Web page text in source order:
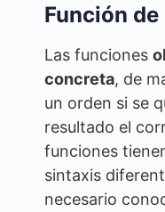
Función de
Las funciones
concreta, de
un orden si se
resultado el
funciones
sintaxis
necesario